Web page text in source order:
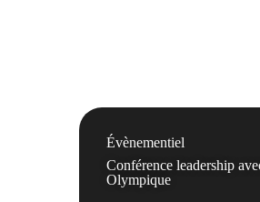
Évènementiel
Conférence leadership
Olympique